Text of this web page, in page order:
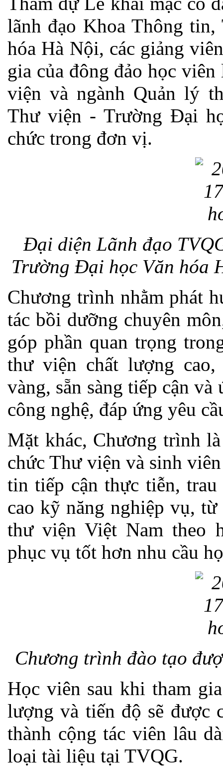
lãnh đạo Khoa Thông
hóa Hà Nội, các giảng
gia của đông đảo học
viện và ngành Quản lý
Thư viện - Trường Đại
chức trong đơn vị.
Đại diện Lãnh đạo
Trường Đại học Văn hóa
Chương trình nhằm phát
tác bồi dưỡng chuyên
góp phần quan trọng
thư viện chất lượng
vàng, sẵn sàng tiếp cận
công nghệ, đáp ứng yêu
Mặt khác, Chương trình
chức Thư viện và sinh
tin tiếp cận thực tiễn,
cao kỹ năng nghiệp vụ,
thư viện Việt Nam theo
phục vụ tốt hơn nhu cầu
Chương trình đào tạo
Học viên sau khi tham
lượng và tiến độ sẽ được
thành cộng tác viên lâu
loại tài liệu tại TVQG.